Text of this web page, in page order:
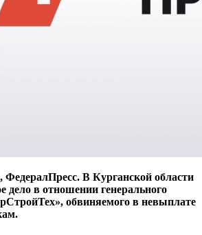
В Курганской области
дело в отношении генерального
обвиняемого в невыплате